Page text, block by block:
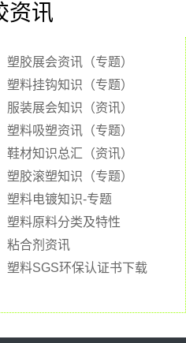
资讯
塑胶展会资讯（专题）
塑料挂钩知识（专题）
服装展会知识（资讯）
塑料吸塑资讯（专题）
鞋材知识总汇（资讯）
塑胶滚塑知识（专题）
塑料电镀知识-专题
塑料原料分类及特性
粘合剂资讯
塑料SGS环保认证书下载